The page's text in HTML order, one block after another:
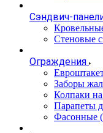
Сэндвич-
Стеновые
Ограждения
Заборы
Колпаки на
Парапеты
Фасонные